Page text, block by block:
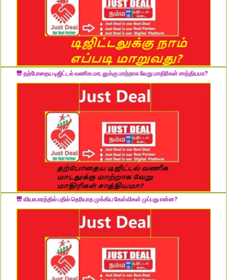
தற்போதைய டிஜிட்டல் வணிக மாடலுக்கு மாற்றாக வேறு மாதிரிகள் சாத்தியமா?
வியாபாரத்தில் பதில் தெரியாத முக்கிய கேள்விகள் முப்பது என்ன?